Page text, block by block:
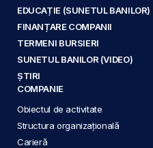
EDUCAȚIE (SUNETUL BANILOR)
FINANȚARE COMPANII
TERMENI BURSIERI
SUNETUL BANILOR (VIDEO)
ȘTIRI
COMPANIE
Obiectul de activitate
Structura organizațională
Carieră